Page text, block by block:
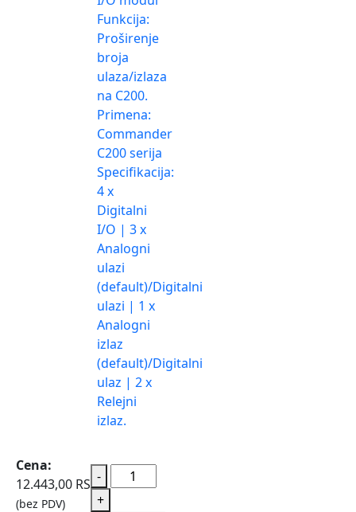
Funkcija:
Proširenje
broja
ulaza/izlaza
na C200.
Primena:
Commander
C200 serija
Specifikacija:
4 x
Digitalni
I/O | 3 x
Analogni
ulazi
(default)/Digitalni
ulazi | 1 x
Analogni
izlaz
(default)/Digitalni
ulaz | 2 x
Relejni
izlaz.
Cena:
12.443,00 RSD
(bez PDV)
-
+